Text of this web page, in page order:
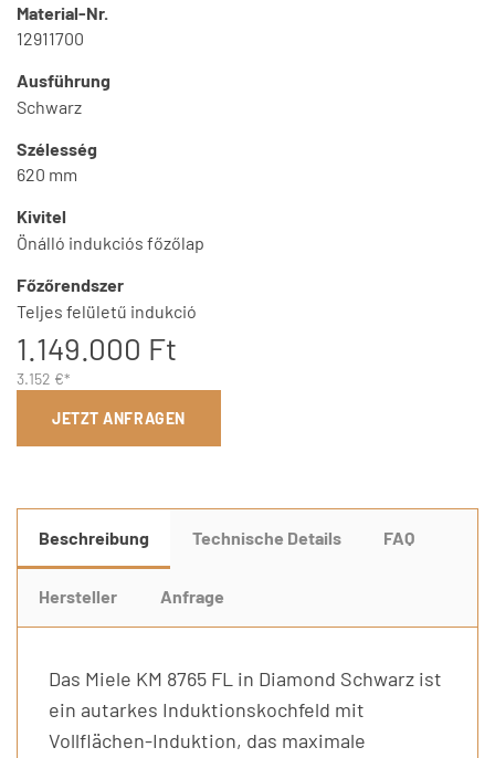
Material-Nr.
12911700
Ausführung
Schwarz
Szélesség
620 mm
Kivitel
Önálló indukciós főzőlap
Főzőrendszer
Teljes felületű indukció
1.149.000 Ft
3.152 €*
JETZT ANFRAGEN
Beschreibung Technische Details FAQ
Hersteller Anfrage
Das Miele KM 8765 FL in Diamond Schwarz ist
ein autarkes Induktionskochfeld mit
Vollflächen-Induktion, das maximale